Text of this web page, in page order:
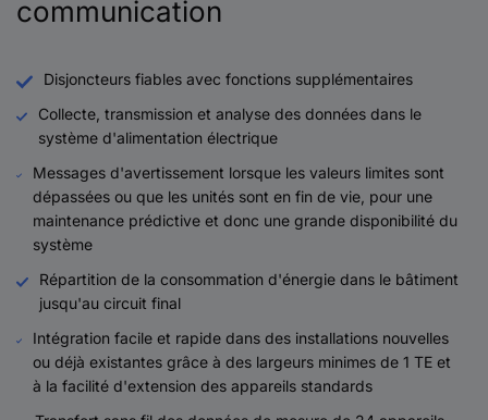
communication
Disjoncteurs fiables avec fonctions supplémentaires
Collecte, transmission et analyse des données dans le
système d'alimentation électrique
Messages d'avertissement lorsque les valeurs limites sont
dépassées ou que les unités sont en fin de vie, pour une
maintenance prédictive et donc une grande disponibilité du
système
Répartition de la consommation d'énergie dans le bâtiment
jusqu'au circuit final
Intégration facile et rapide dans des installations nouvelles
ou déjà existantes grâce à des largeurs minimes de 1 TE et
à la facilité d'extension des appareils standards